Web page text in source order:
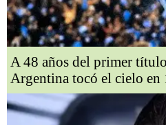
A 48 años del primer
Argentina tocó el cielo en